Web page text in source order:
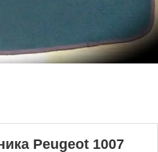
Peugeot 1007